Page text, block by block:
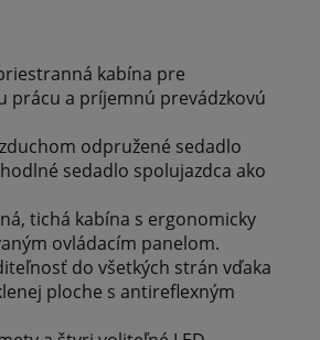
kabína pre
prácu a príjemnú prevádzkovú
odpružené sedadlo
sedadlo spolujazdca ako
tichá kabína s ergonomicky
ovládacím panelom.
do všetkých strán vďaka
ploche s antireflexným